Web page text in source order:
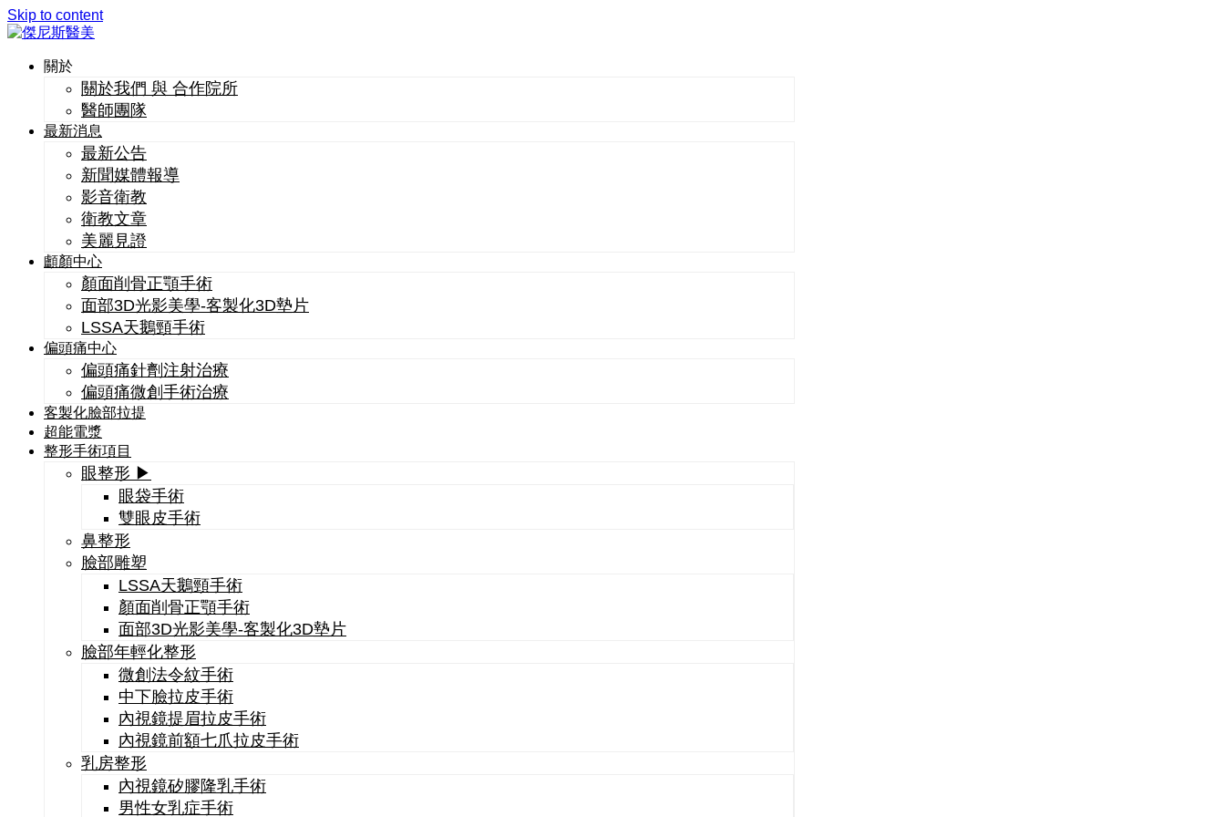
Skip to content
關於
關於我們 與 合作院所
醫師團隊
最新消息
最新公告
新聞媒體報導
影音衛教
衛教文章
美麗見證
顱顏中心
顏面削骨正顎手術
面部3D光影美學-客製化3D墊片
LSSA天鵝頸手術
偏頭痛中心
偏頭痛針劑注射治療
偏頭痛微創手術治療
客製化臉部拉提
超能電漿
整形手術項目
眼整形 ▶
眼袋手術
雙眼皮手術
鼻整形
臉部雕塑
LSSA天鵝頸手術
顏面削骨正顎手術
面部3D光影美學-客製化3D墊片
臉部年輕化整形
微創法令紋手術
中下臉拉皮手術
內視鏡提眉拉皮手術
內視鏡前額七爪拉皮手術
乳房整形
內視鏡矽膠隆乳手術
男性女乳症手術